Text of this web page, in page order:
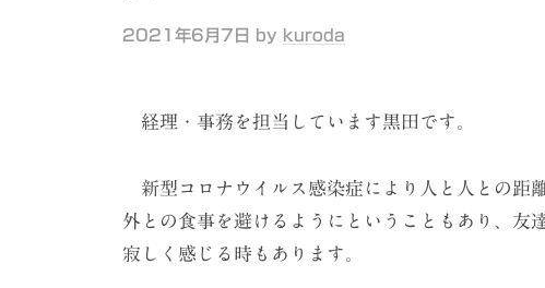
（
）
2021年6月7日 by kuroda
経理・事務を担当しています黒田です。
新型コロナウイルス感染症により人と人との距
外との食事を避けるようにということもあり、友
寂しく感じる時もあります。